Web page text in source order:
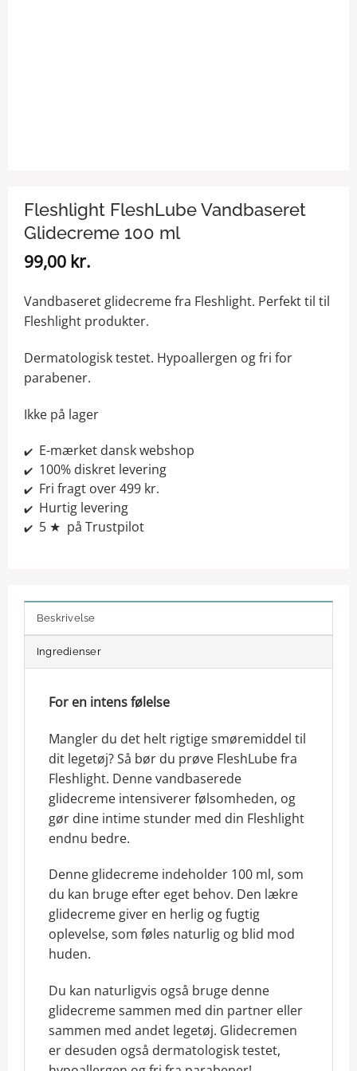
Fleshlight FleshLube Vandbaseret
Glidecreme 100 ml
99,00 kr.
Vandbaseret glidecreme fra Fleshlight. Perfekt til til
Fleshlight produkter.
Dermatologisk testet. Hypoallergen og fri for
parabener.
Ikke på lager
✔️E-mærket dansk webshop
✔️100% diskret levering
✔️Fri fragt over 499 kr.
✔️Hurtig levering
✔️5 ★ på Trustpilot
Beskrivelse
Ingredienser
For en intens følelse
Mangler du det helt rigtige smøremiddel til
dit legetøj? Så bør du prøve FleshLube fra
Fleshlight. Denne vandbaserede
glidecreme intensiverer følsomheden, og
gør dine intime stunder med din Fleshlight
endnu bedre.
Denne glidecreme indeholder 100 ml, som
du kan bruge efter eget behov. Den lækre
glidecreme giver en herlig og fugtig
oplevelse, som føles naturlig og blid mod
huden.
Du kan naturligvis også bruge denne
glidecreme sammen med din partner eller
sammen med andet legetøj. Glidecremen
er desuden også dermatologisk testet,